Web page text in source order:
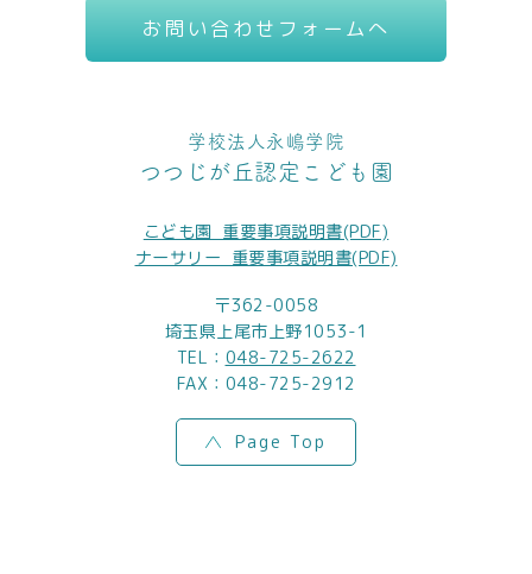
お問い合わせフォームへ
学校法人永嶋学院
つつじが丘認定こども園
こども園_重要事項説明書(PDF)
ナーサリー_重要事項説明書(PDF)
〒362-0058
埼玉県上尾市上野1053-1
TEL： 048-725-2622
FAX：048-725-2912
Page Top